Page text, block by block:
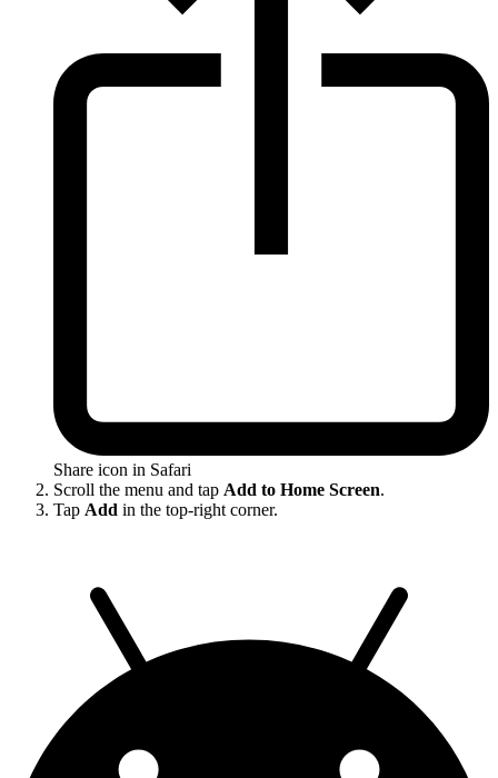
Share icon in Safari
Scroll the menu and tap Add to Home Screen.
Tap Add in the top-right corner.